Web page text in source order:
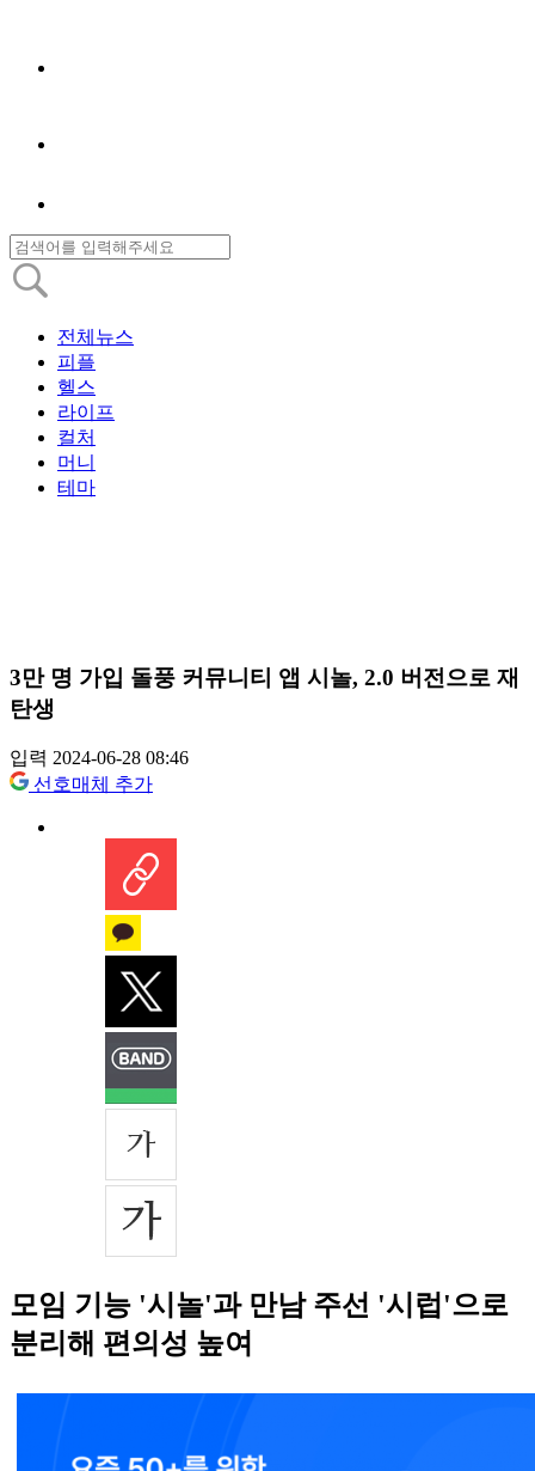
전체뉴스
피플
헬스
라이프
컬처
머니
테마
3만 명 가입 돌풍 커뮤니티 앱 시놀, 2.0 버전으로 재
탄생
입력 2024-06-28 08:46
선호매체 추가
모임 기능 '시놀'과 만남 주선 '시럽'으로
분리해 편의성 높여